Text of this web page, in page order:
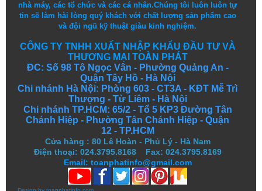
nhà máy, các tổ chức và các cá nhân.Chúng tôi luôn luôn tự
tin sẽ làm hài lòng quý khách với chất lượng sảnphẩm cao
vàđội ngũ kỹ thuậtgiàu kinh nghiệm.
CÔNG TY TNHH XUẤT NHẬP KHẨU ĐẦU TƯ VÀ
THƯƠNG MẠI TOÀN PHÁT
ĐC: Số 98 Tô Ngọc Vân - Phường Quảng An -
Quận Tây Hồ - Hà Nội
Chi nhánh Hà Nội: Phòng 603 - CT3A - KĐT Mễ Trì
Thượng - Từ Liêm - Hà Nội
Chi nhánh TP.HCM: 65/2 - Tổ 5 KP3 Đường Tân
Chánh Hiệp - Phường Tân Chánh Hiệp - Quận
12 - TP.HCM
Cửa hàng : 80 Lê Hoàn - Phủ Lý - Hà Nam
Điện thoại: 024.3795.8168 Fax: 024.3795.8169
Email: toanphatinfo@gmail.com